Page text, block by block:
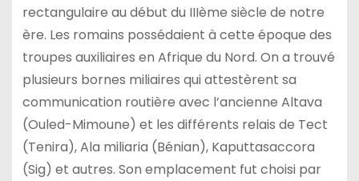
rectangulaire au début du IIIème siècle de notre
ère. Les romains possédaient à cette époque des
troupes auxiliaires en Afrique du Nord. On a trouvé
plusieurs bornes miliaires qui attestèrent sa
communication routière avec l’ancienne Altava
(Ouled-Mimoune) et les différents relais de Tect
(Tenira), Ala miliaria (Bénian), Kaputtasaccora
(Sig) et autres. Son emplacement fut choisi par